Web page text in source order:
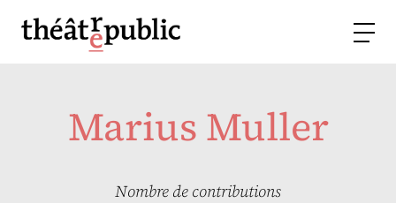
Marius Muller
Nombre de contributions